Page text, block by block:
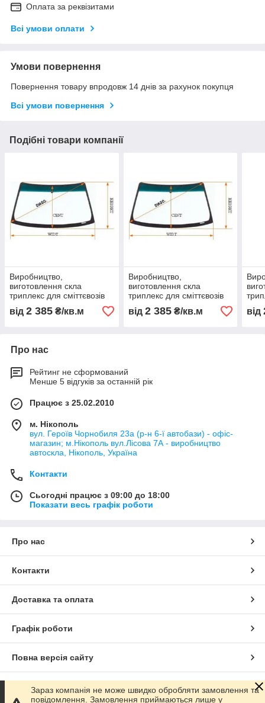
Оплата за реквізитами
Всі умови оплати
Умови повернення
Повернення товару впродовж 14 днів за рахунок покупця
Всі умови повернення
Подібні товари компанії
Виробництво,
виготовлення скла
триплекс для сміттєвозів
Renault
від 2 385 ₴/кв.м
Виробництво,
виготовлення скла
триплекс для сміттєвозів
Isuzu
від 2 385₴/кв.м від
Про нас
Рейтинг не сформований
Менше 5 відгуків за останній рік
Працює з 25.02.2010
м. Нікополь
вул. Героїв Чорнобиля 23а (р-н 6-ї автобази) - офіс-
магазин; м.Нікополь вул.Лісова 7А - виробництво
автоскла, Нікополь, Україна
Контакти
Сьогодні працює з 09:00 до 18:00
Показати весь графік роботи
Про нас
Контакти
Доставка та оплата
Графік роботи
Повна версія сайту
Сайт створено на маркетплейсіProm.ua
Зараз компанія не може швидко обробляти замовлення та
повідомлення. Замовлення приймаються лише у